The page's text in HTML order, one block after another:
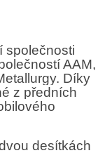
společnosti
AAM,
Díky
z předních
desítkách